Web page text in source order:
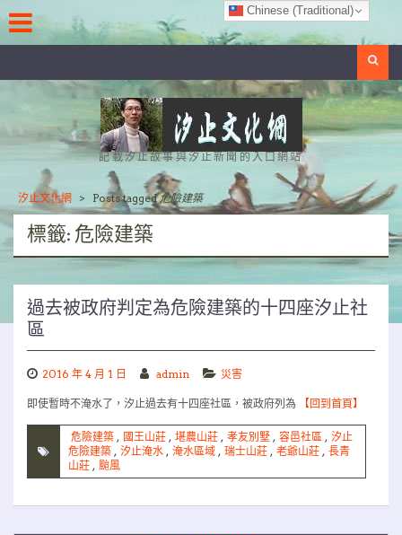
to
content
記載汐止故事與汐止新聞的入口網站
汐止文化網 > Posts tagged危險建築
標籤: 危險建築
過去被政府判定為危險建築的十四座汐止社
區
2016 年 4 月 1 日 admin 災害
即使暫時不淹水了，汐止過去有十四座社區，被政府列為 【回到首頁】
危險建築 , 國王山莊 , 堪農山莊 , 孝友別墅 , 容邑社區 , 汐止
危險建築 , 汐止淹水 , 淹水區域 , 瑞士山莊 , 老爺山莊 , 長青
山莊 , 颱風
Chinese (Traditional)